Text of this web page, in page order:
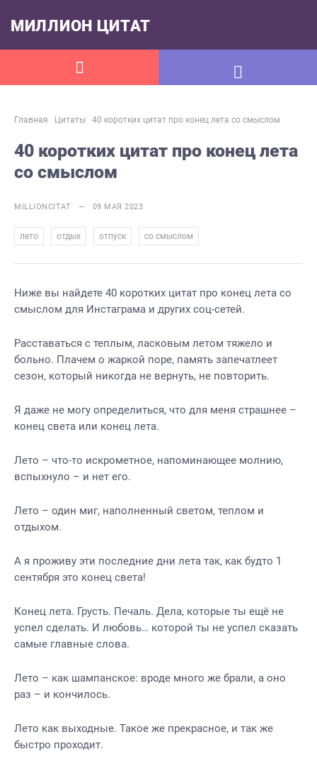
МИЛЛИОН ЦИТАТ
Главная Цитаты 40 коротких цитат про конец лета со смыслом
40 коротких цитат про конец лета
со смыслом
MILLIONCITAT — 09 МАЯ 2023
лето отдых отпуск со смыслом
Ниже вы найдете 40 коротких цитат про конец лета со
смыслом для Инстаграма и других соц-сетей.
Расставаться с теплым, ласковым летом тяжело и
больно. Плачем о жаркой поре, память запечатлеет
сезон, который никогда не вернуть, не повторить.
Я даже не могу определиться, что для меня страшнее –
конец света или конец лета.
Лето – что-то искрометное, напоминающее молнию,
вспыхнуло – и нет его.
Лето – один миг, наполненный светом, теплом и
отдыхом.
А я проживу эти последние дни лета так, как будто 1
сентября это конец света!
Конец лета. Грусть. Печаль. Дела, которые ты ещё не
успел сделать. И любовь… которой ты не успел сказать
самые главные слова.
Лето – как шампанское: вроде много же брали, а оно
раз – и кончилось.
Лето как выходные. Такое же прекрасное, и так же
быстро проходит.